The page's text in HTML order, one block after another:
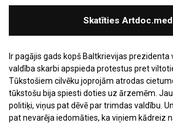
Skatīties
Ir pagājis gads kopš Baltkrievijas prezidenta
valdība skarbi apspieda protestus pret
Tūkstošiem cilvēku joprojām atrodas
tūkstošu bija spiesti doties uz ārzemēm.
politiķi, viņus pat dēvē par trimdas valdību.
pat nevarēja iedomāties, ka viņiem kādreiz